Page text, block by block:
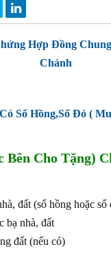
Hợp Đồng
Chánh
Sổ Hồng,Sổ Đỏ (
Bên Cho Tặng)
đất (sổ hồng hoặc sổ
bạ nhà, đất
đất (nếu có)